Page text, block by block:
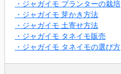
・ジャガイモ プランターの栽培
・ジャガイモ 芽かき方法
・ジャガイモ 土寄せ方法
・ジャガイモ タネイモ販売
・ジャガイモ タネイモの選び方